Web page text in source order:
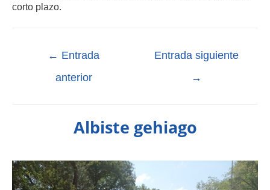
corto plazo.
← Entrada
anterior
Entrada siguiente
→
Albiste gehiago